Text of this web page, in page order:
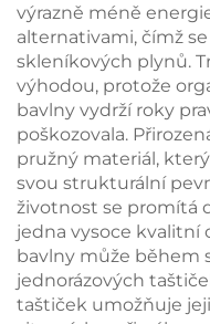
výrazně méně
alternativami, čímž
skleníkových plynů.
výhodou, protože
bavlny vydrží roky
poškozovala.
pružný materiál,
svou strukturální
životnost se promítá
jedna vysoce kvalitní
bavlny může během
jednorázových
taštiček umožňuje